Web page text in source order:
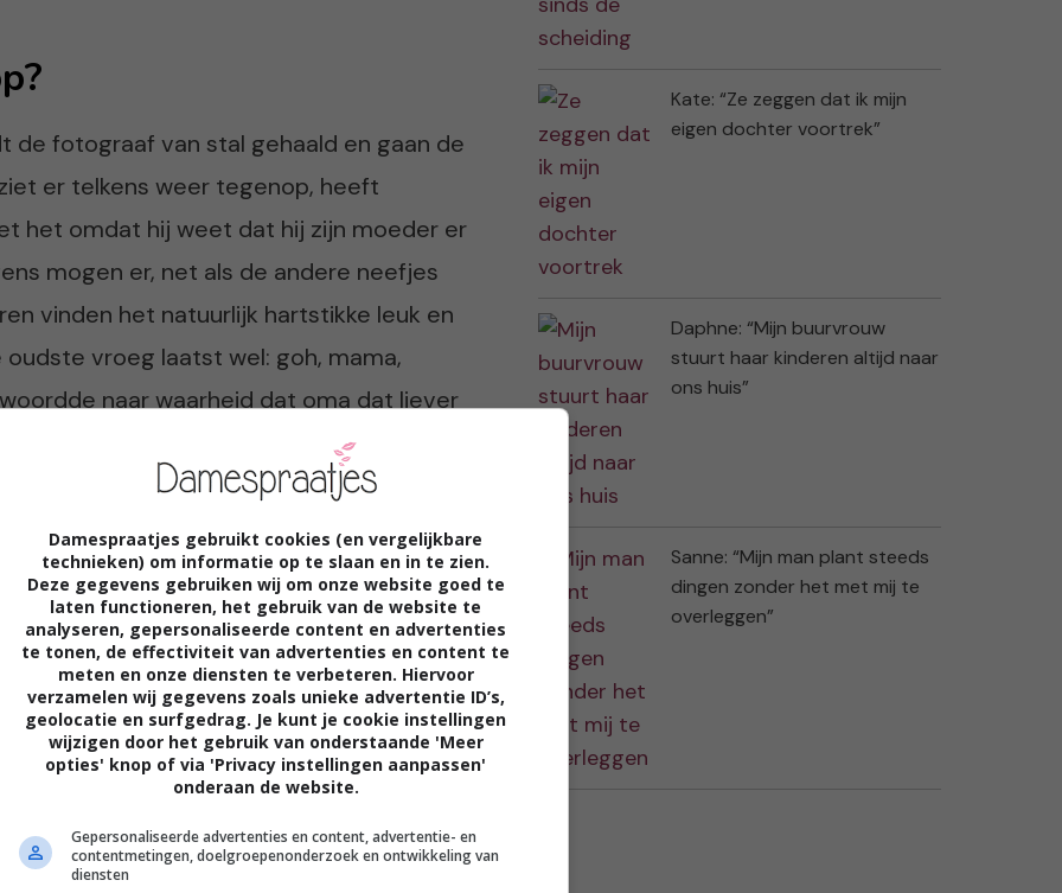
de fotograaf van stal gehaald en gaan de
er telkens weer tegenop, heeft
het omdat hij weet dat hij zijn moeder er
mogen er, net als de andere neefjes
vinden het natuurlijk hartstikke leuk en
vroeg laatst wel: goh, mama,
naar waarheid dat oma dat liever
gaan, dan zit zij met een foto van
en vond het maar raar.”
hoor
in de familie zijn, snappen er net als
met wie ik het goed kan vinden.
ben ik voorzichtig gaan informeren
ronduit belachelijk. Gerald en zijn
dus wat is het probleem? Mijn
ook: een foto is een
Kate: “Ze zeggen dat ik mijn
eigen dochter voortrek”
Daphne: “Mijn buurvrouw
stuurt haar kinderen altijd naar
ons huis”
Sanne: “Mijn man plant steeds
dingen zonder het met mij te
overleggen”
Damespraatjes gebruikt cookies (en vergelijkbare
technieken) om informatie op te slaan en in te zien.
Deze gegevens gebruiken wij om onze website goed te
laten functioneren, het gebruik van de website te
analyseren, gepersonaliseerde content en advertenties
te tonen, de effectiviteit van advertenties en content te
meten en onze diensten te verbeteren. Hiervoor
verzamelen wij gegevens zoals unieke advertentie ID’s,
geolocatie en surfgedrag. Je kunt je cookie instellingen
wijzigen door het gebruik van onderstaande 'Meer
opties' knop of via 'Privacy instellingen aanpassen'
onderaan de website.
Gepersonaliseerde advertenties en content, advertentie- en
contentmetingen, doelgroepenonderzoek en ontwikkeling van
diensten